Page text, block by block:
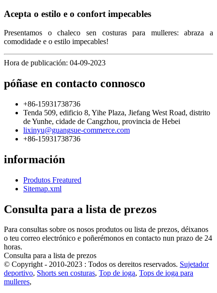
Acepta o estilo e o confort impecables
Presentamos o chaleco sen costuras para mulleres: abraza a
comodidade e o estilo impecables!
Hora de publicación: 04-09-2023
póñase en contacto connosco
+86-15931738736
Tenda 509, edificio 8, Yihe Plaza, Jiefang West Road, distrito
de Yunhe, cidade de Cangzhou, provincia de Hebei
lixinyu@guangsue-commerce.com
+86-15931738736
información
Produtos Freatured
Sitemap.xml
Consulta para a lista de prezos
Para consultas sobre os nosos produtos ou lista de prezos, déixanos
o teu correo electrónico e poñerémonos en contacto nun prazo de 24
horas.
Consulta para a lista de prezos
© Copyright - 2010-2023 : Todos os dereitos reservados. Sujetador
deportivo, Shorts sen costuras, Top de ioga, Tops de ioga para
mulleres,